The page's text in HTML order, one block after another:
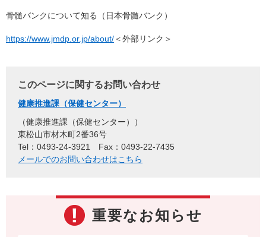
骨髄バンクについて知る（日本骨髄バンク）
https://www.jmdp.or.jp/about/＜外部リンク＞
このページに関するお問い合わせ
健康推進課（保健センター）
健康推進課（保健センター）
東松山市材木町2番36号
Tel：0493-24-3921
Fax：0493-22-7435
メールでのお問い合わせはこちら
重要なお知らせ